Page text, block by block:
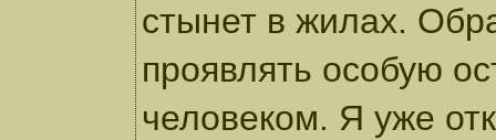
стынет в жилах.
проявлять особую
человеком. Я уже